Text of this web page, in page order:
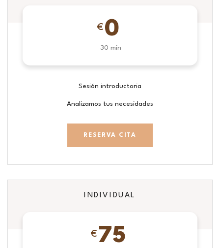
€ 0
30 min
Sesión introductoria
Analizamos tus necesidades
RESERVA CITA
INDIVIDUAL
€ 75